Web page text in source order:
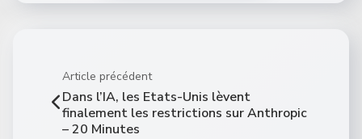
Article précédent
Dans l’IA, les Etats-Unis lèvent
finalement les restrictions sur Anthropic
– 20 Minutes